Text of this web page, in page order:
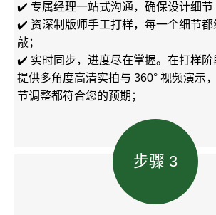
✔️ 专属经理一站式沟通，确保设计细节
✔️ 资深制版师手工打样，每一个细节都
敲；
✔️ 实时同步，进度尽在掌握。在打样阶
提供多角度高清实拍与 360° 视频演示
节调整都符合您的预期；
步骤 3